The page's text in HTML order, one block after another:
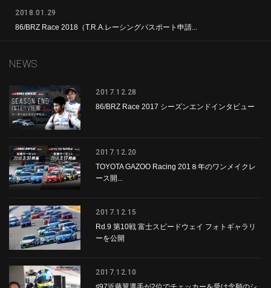
2018.01.29
86/BRZ Race 2018（T.R.A.レーシングパスポート申請...
NEWS
2017.12.28
86/BRZ Race 2017 シーズンエンドインタビュー
2017.12.20
TOYOTA GAZOO Racing 201８年のワンメイクレ
ース開...
2017.12.15
Rd.9 第10戦 富士スピードウェイ フォトギャラリ
ーを公開
2017.12.10